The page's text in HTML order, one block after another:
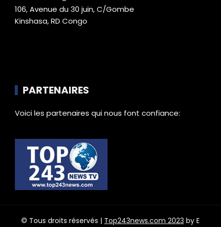
106, Avenue du 30 juin, C/Gombe
Kinshasa, RD Congo
PARTENAIRES
Voici les partenaires qui nous font confiance:
© Tous droits réservés | Top243news.com 2023 by E